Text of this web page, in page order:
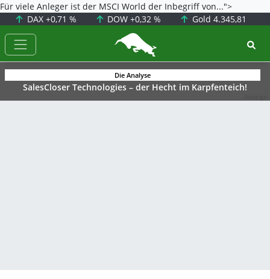
Für viele Anleger ist der MSCI World der Inbegriff von...">
DAX +0,71 % DOW+0,32 % Gold 4.345,81
BörsenNEWS.de
Die Analyse
SalesCloser Technologies – der Hecht im Karpfenteich!